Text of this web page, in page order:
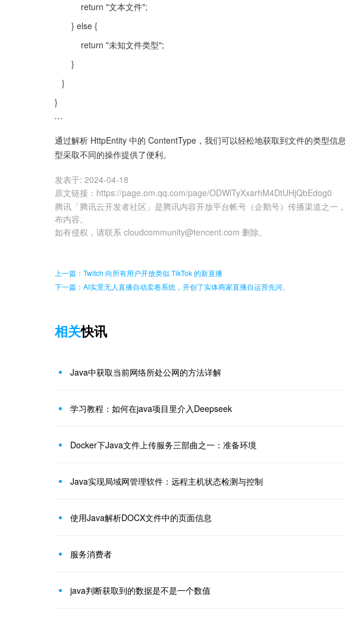
return "文本文件";
} else {
return "未知文件类型";
}
}
}
```
通过解析 HttpEntity 中的 ContentType，我们可以轻松地获取到文件的类型信
型采取不同的操作提供了便利。
发表于: 2024-04-18
原文链接 ： https://page.om.qq.com/page/ODWlTyXxarhM4DtUHjQbEdog0
腾讯「腾讯云开发者社区」是腾讯内容开放平台帐号（企鹅号）传播渠道之一
布内容。
如有侵权，请联系 cloudcommunity@tencent.com 删除。
上一篇：Twitch 向所有用户开放类似 TikTok 的新直播
下一篇：AI实景无人直播自动卖卷系统，开创了实体商家直播自运营先河。
相关快讯
Java中获取当前网络所处公网的方法详解
学习教程：如何在java项目里介入Deepseek
Docker下Java文件上传服务三部曲之一：准备环境
Java实现局域网管理软件：远程主机状态检测与控制
使用Java解析DOCX文件中的页面信息
服务消费者
java判断获取到的数据是不是一个数值